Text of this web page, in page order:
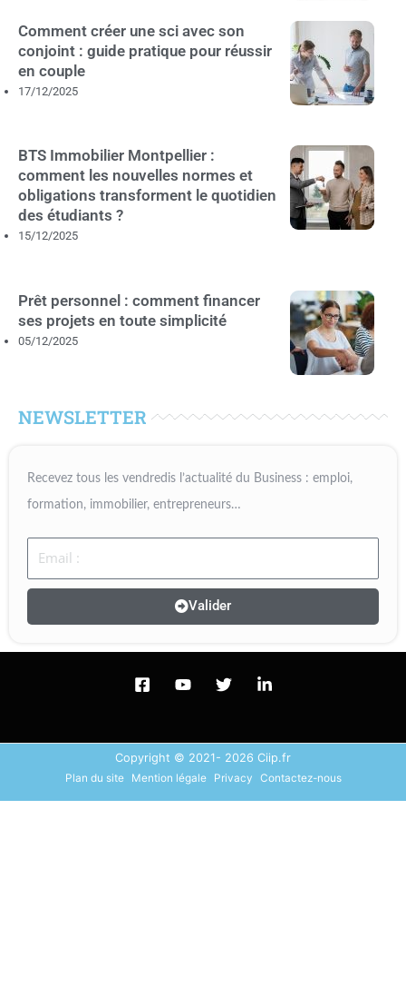
Comment créer une sci avec son
conjoint : guide pratique pour réussir
en couple
17/12/2025
BTS Immobilier Montpellier :
comment les nouvelles normes et
obligations transforment le quotidien
des étudiants ?
15/12/2025
Prêt personnel : comment financer
ses projets en toute simplicité
05/12/2025
NEWSLETTER
Recevez tous les vendredis l’actualité du Business : emploi,
formation, immobilier, entrepreneurs…
Email
Valider
Copyright © 2021- 2026 Ciip.fr
Plan du site Mention légale Privacy Contactez-nous